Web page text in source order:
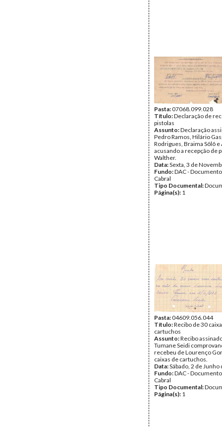
Pasta:07068.099.028
Título:Declaração de
pistolas
Assunto:Declaração
Pedro Ramos, Hilário
Rodrigues, Braima Sôlô e
acusando a recepção de
Walther.
Data:Sexta, 3 de
Fundo:DAC -
Cabral
Tipo Documental:
Página(s): 1
Pasta:04609.056.044
Título:Recibo de 30
cartuchos
Assunto:Recibo
Tumane Seidi
recebeu de Lourenço
caixas de cartuchos.
Data:Sábado, 2 de Junho
Fundo:DAC -
Cabral
Tipo Documental:
Página(s): 1